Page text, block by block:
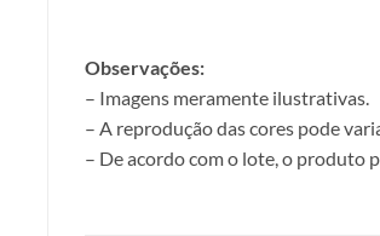
Observações:
– Imagens meramente ilustrativas.
– A reprodução das cores pode
– De acordo com o lote, o produto